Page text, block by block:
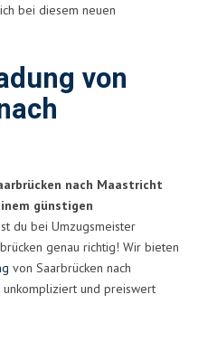
bei diesem neuen
von
nach Maastricht
günstigen
du bei Umzugsmeister
genau richtig! Wir bieten
von Saarbrücken nach
unkompliziert und preiswert